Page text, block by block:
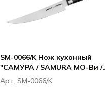
SM-0066/K Нож кухонный
"САМУРА / SAMURA МО-Ви /
MO-V" мясницкий 192 мм, G-
Арт. SM-0066/K